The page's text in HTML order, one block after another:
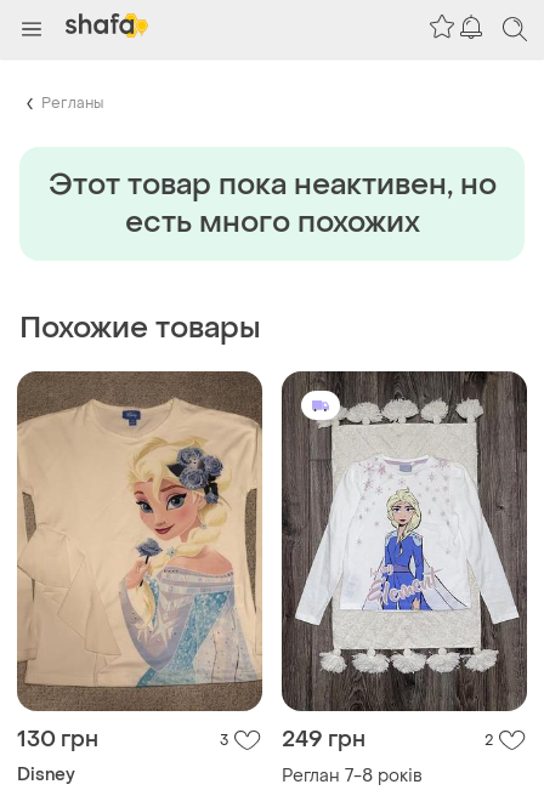
Регланы
Этот товар пока неактивен, но
есть много похожих
Похожие товары
130 грн 3
Disney
249 грн 2
Реглан 7-8 років